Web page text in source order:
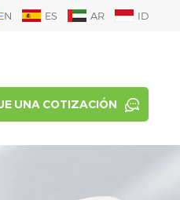
ES AR ID
UNA COTIZACIÓN